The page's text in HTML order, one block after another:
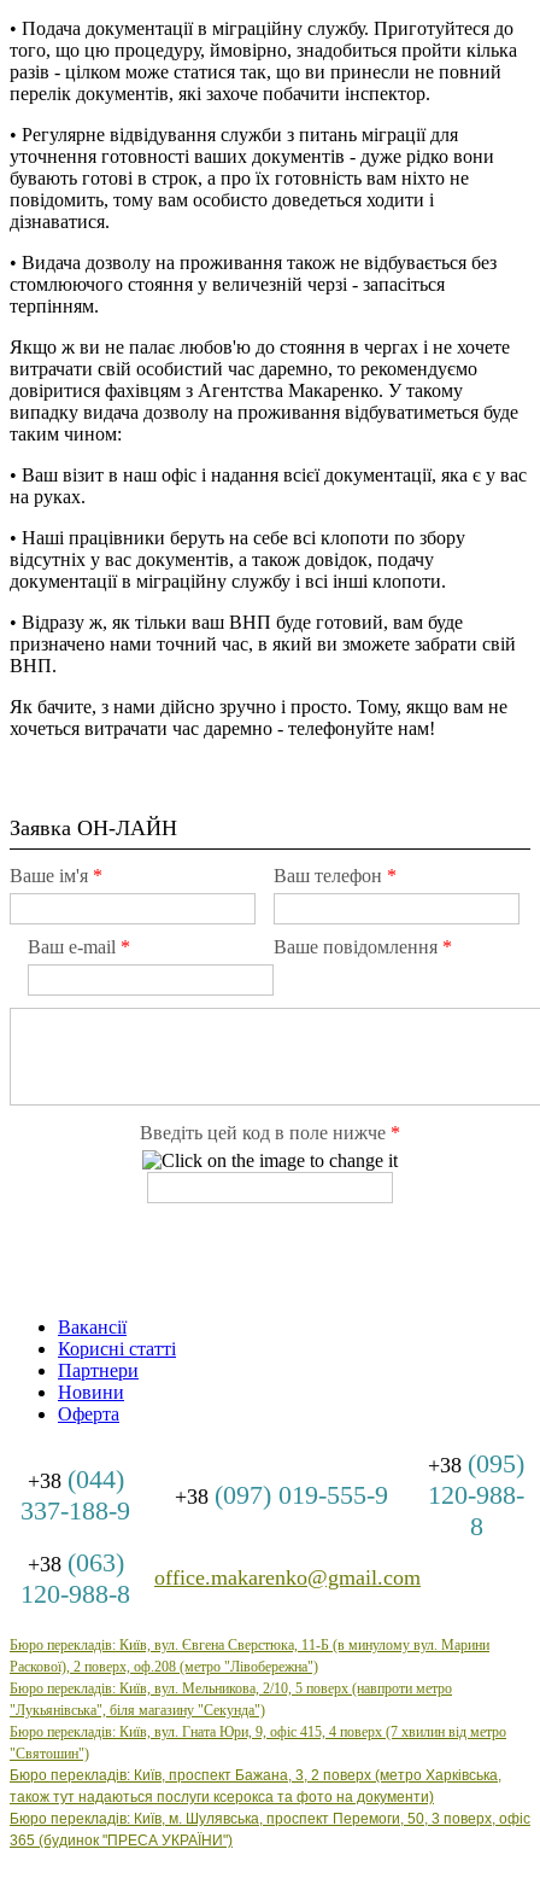
• Подача документації в міграційну службу. Приготуйтеся до
того, що цю процедуру, ймовірно, знадобиться пройти кілька
разів - цілком може статися так, що ви принесли не повний
перелік документів, які захоче побачити інспектор.
• Регулярне відвідування служби з питань міграції для
уточнення готовності ваших документів - дуже рідко вони
бувають готові в строк, а про їх готовність вам ніхто не
повідомить, тому вам особисто доведеться ходити і
дізнаватися.
• Видача дозволу на проживання також не відбувається без
стомлюючого стояння у величезній черзі - запасіться
терпінням.
Якщо ж ви не палає любов'ю до стояння в чергах і не хочете
витрачати свій особистий час даремно, то рекомендуємо
довіритися фахівцям з Агентства Макаренко. У такому
випадку видача дозволу на проживання відбуватиметься буде
таким чином:
• Ваш візит в наш офіс і надання всієї документації, яка є у вас
на руках.
• Наші працівники беруть на себе всі клопоти по збору
відсутніх у вас документів, а також довідок, подачу
документації в міграційну службу і всі інші клопоти.
• Відразу ж, як тільки ваш ВНП буде готовий, вам буде
призначено нами точний час, в який ви зможете забрати свій
ВНП.
Як бачите, з нами дійсно зручно і просто. Тому, якщо вам не
хочеться витрачати час даремно - телефонуйте нам!
Заявка ОН-ЛАЙН
Ваше ім'я * Ваш телефон *
Ваш e-mail * Ваше повідомлення *
Введіть цей код в поле нижче *
Вакансії
Корисні статті
Партнери
Новини
Оферта
+38 (044)
337-188-9
+38 (097) 019-555-9
+38 (095)
120-988-
8
+38 (063)
120-988-8
office.makarenko@gmail.com
Бюро перекладів: Київ, вул. Євгена Сверстюка, 11-Б (в минулому вул. Марини
Раскової), 2 поверх, оф.208 (метро "Лівобережна")
Бюро перекладів: Київ, вул. Мельникова, 2/10, 5 поверх (навпроти метро
"Лукьянівська", біля магазину "Секунда")
Бюро перекладів: Київ, вул. Гната Юри, 9, офіс 415, 4 поверх (7 хвилин від метро
"Святошин")
Бюро перекладів: Київ, проспект Бажана, 3, 2 поверх (метро Харківська,
також тут надаються послуги ксерокса та фото на документи)
Бюро перекладів: Київ, м. Шулявська, проспект Перемоги, 50, 3 поверх, офіс
365 (будинок "ПРЕСА УКРАЇНИ")